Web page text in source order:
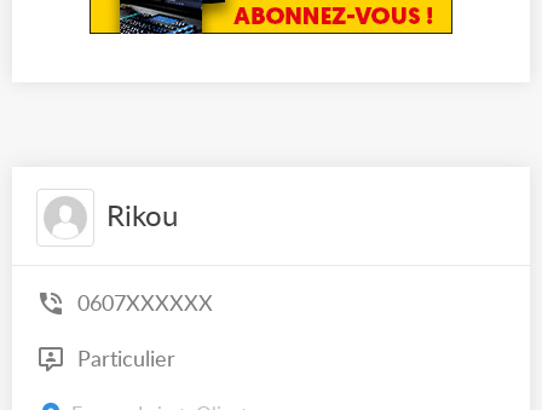
Rikou
0607XXXXXX
Particulier